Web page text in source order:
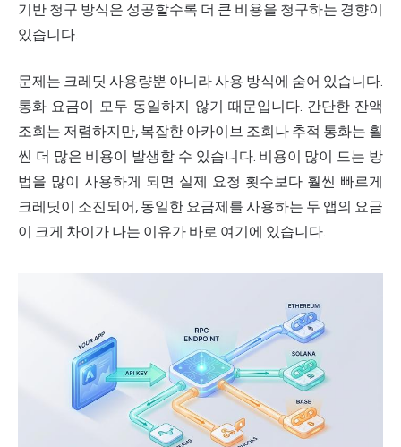
기반 청구 방식은 성공할수록 더 큰 비용을 청구하는 경향이
있습니다.
문제는 크레딧 사용량뿐 아니라 사용 방식에 숨어 있습니다.
통화 요금이 모두 동일하지 않기 때문입니다. 간단한 잔액
조회는 저렴하지만, 복잡한 아카이브 조회나 추적 통화는 훨
씬 더 많은 비용이 발생할 수 있습니다. 비용이 많이 드는 방
법을 많이 사용하게 되면 실제 요청 횟수보다 훨씬 빠르게
크레딧이 소진되어, 동일한 요금제를 사용하는 두 앱의 요금
이 크게 차이가 나는 이유가 바로 여기에 있습니다.